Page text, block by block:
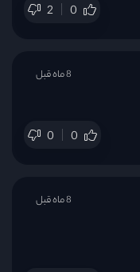
2 0
0 0
8 ماه قبل
8 ماه قبل